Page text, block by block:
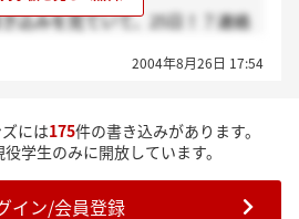
込みを見ていて、25日！？連絡
・・・というメールが届きまし
よろしくです（＾＾）
2004年8月26日 17:54
には175件の書き込みがあります。
学生のみに開放しています。
イン/会員登録